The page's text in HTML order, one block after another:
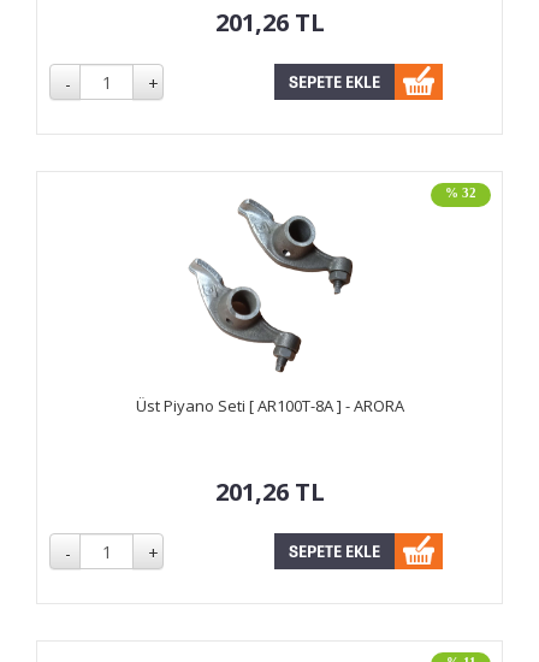
201,26 TL
% 32
Üst Piyano Seti [ AR100T-8A ] - ARORA
201,26 TL